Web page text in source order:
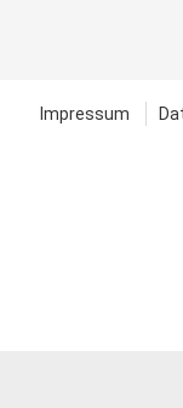
Impressum